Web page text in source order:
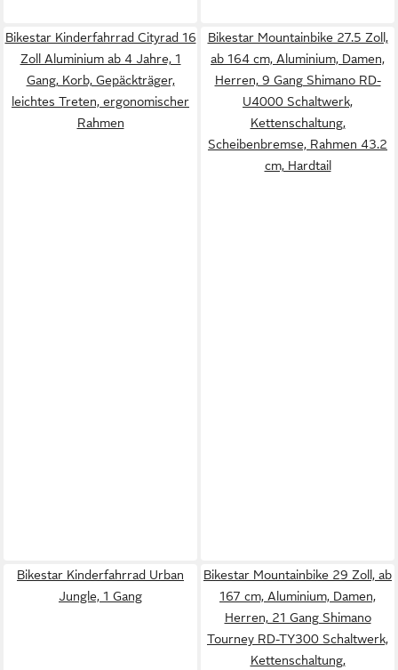
Bikestar Kinderfahrrad Cityrad 16
Zoll Aluminium ab 4 Jahre, 1
Gang, Korb, Gepäckträger,
leichtes Treten, ergonomischer
Rahmen
Bikestar Mountainbike 27.5 Zoll,
ab 164 cm, Aluminium, Damen,
Herren, 9 Gang Shimano RD-
U4000 Schaltwerk,
Kettenschaltung,
Scheibenbremse, Rahmen 43.2
cm, Hardtail
Bikestar Kinderfahrrad Urban
Jungle, 1 Gang
Bikestar Mountainbike 29 Zoll, ab
167 cm, Aluminium, Damen,
Herren, 21 Gang Shimano
Tourney RD-TY300 Schaltwerk,
Kettenschaltung,